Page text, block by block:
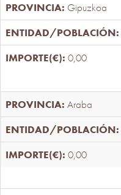
Gipuzkoa
0,00
Araba
0,00